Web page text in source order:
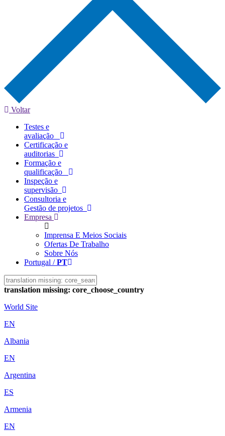
Voltar
Testes e
avaliação
Certificação e
auditorias
Formação e
qualificação
Inspeção e
supervisão
Consultoria e
Gestão de projetos
Empresa
Imprensa E Meios Sociais
Ofertas De Trabalho
Sobre Nós
Portugal /PT
translation missing: core_choose_country
World Site
EN
Albania
EN
Argentina
ES
Armenia
EN